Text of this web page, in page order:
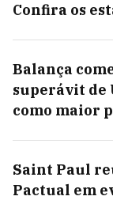
Confira os
Balança
superávit de
como maior
Saint Paul
Pactual em